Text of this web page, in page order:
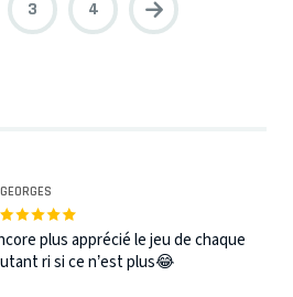
3 4
plus apprécié le jeu de chaque
ri si ce n’est plus😂